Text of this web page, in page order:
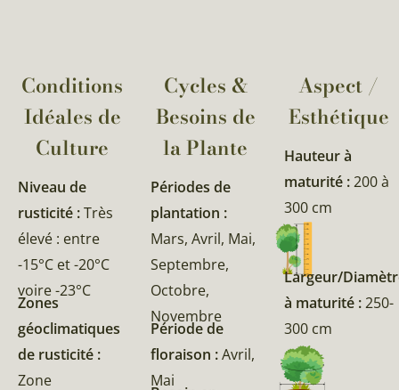
Conditions
Idéales de
Culture
Niveau de
rusticité :Très
élevé : entre
-15°C et -20°C
voire -23°C
Zones
géoclimatiques
de rusticité :
Zone
Cycles &
Besoins de
la Plante​
Périodes de
plantation :
Mars, Avril, Mai,
Septembre,
Octobre,
Novembre
Période de
floraison :Avril,
Mai
Aspect /
Esthétique
Hauteur à
maturité :200 à
300 cm
Largeur/
à maturité :250-
300 cm